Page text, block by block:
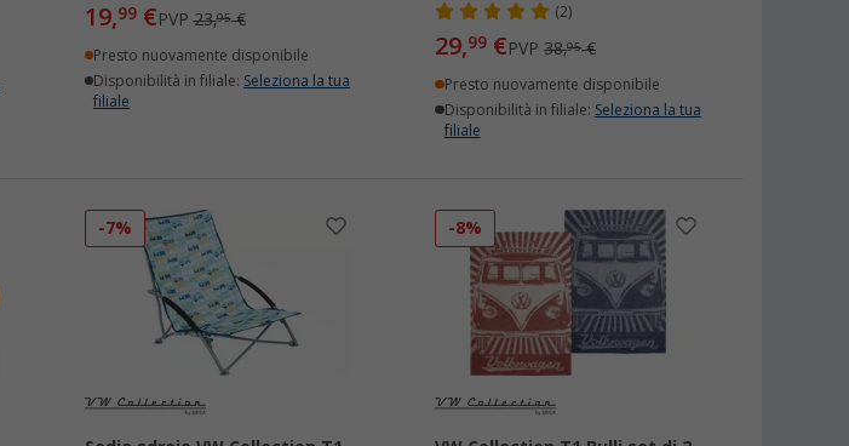
19,99€PVP23,95€
Presto nuovamente disponibile
Disponibilità in filiale: Seleziona la tua
filiale
(2)
29,99 €PVP38,95€
Presto nuovamente disponibile
Disponibilità in filiale: Seleziona la tua
filiale
-7% -8%